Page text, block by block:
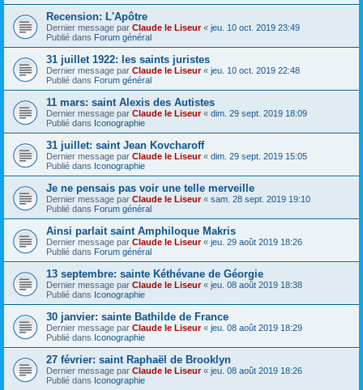
Recension: L'Apôtre
Dernier message par Claude le Liseur« jeu. 10 oct. 2019 23:49
Publié dans Forum général
31 juillet 1922: les saints juristes
Dernier message par Claude le Liseur« jeu. 10 oct. 2019 22:48
Publié dans Forum général
11 mars: saint Alexis des Autistes
Dernier message par Claude le Liseur« dim. 29 sept. 2019 18:09
Publié dans Iconographie
31 juillet: saint Jean Kovcharoff
Dernier message par Claude le Liseur« dim. 29 sept. 2019 15:05
Publié dans Iconographie
Je ne pensais pas voir une telle merveille
Dernier message par Claude le Liseur« sam. 28 sept. 2019 19:10
Publié dans Forum général
Ainsi parlait saint Amphiloque Makris
Dernier message par Claude le Liseur« jeu. 29 août 2019 18:26
Publié dans Forum général
13 septembre: sainte Kéthévane de Géorgie
Dernier message par Claude le Liseur« jeu. 08 août 2019 18:38
Publié dans Iconographie
30 janvier: sainte Bathilde de France
Dernier message par Claude le Liseur« jeu. 08 août 2019 18:29
Publié dans Iconographie
27 février: saint Raphaël de Brooklyn
Dernier message par Claude le Liseur« jeu. 08 août 2019 18:26
Publié dans Iconographie